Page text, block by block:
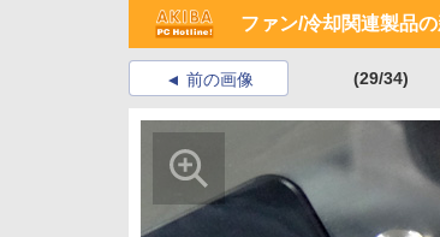
ファン/冷却関連製品
前の画像 (29/34)